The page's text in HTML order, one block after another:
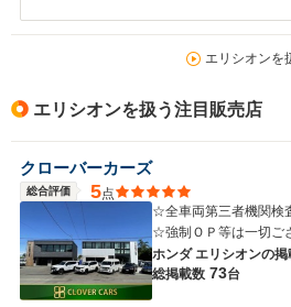
エリシオンを
エリシオンを扱う注目販売店
クローバーカーズ
総合評価 5点
☆全車両第三者機関検
☆強制ＯＰ等は一切ご
ホンダ エリシオンの掲
総掲載数 73台